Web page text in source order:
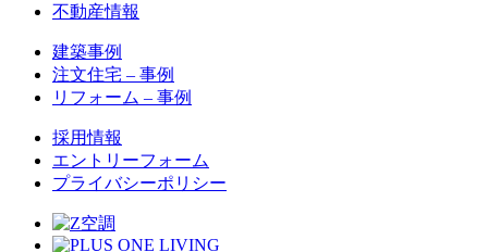
不動産情報
建築事例
注文住宅 – 事例
リフォーム – 事例
採用情報
エントリーフォーム
プライバシーポリシー